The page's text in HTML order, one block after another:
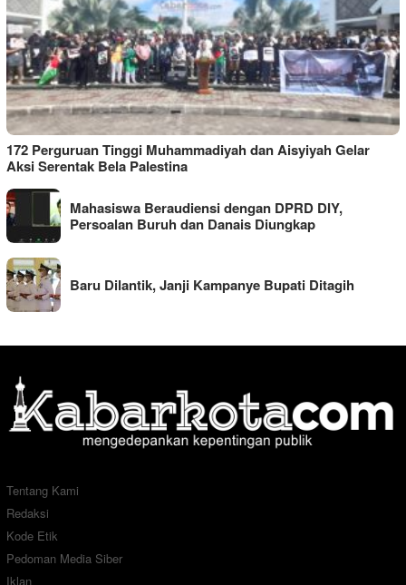
172 Perguruan Tinggi Muhammadiyah dan Aisyiyah Gelar
Aksi Serentak Bela Palestina
Mahasiswa Beraudiensi dengan DPRD DIY,
Persoalan Buruh dan Danais Diungkap
Baru Dilantik, Janji Kampanye Bupati Ditagih
Tentang Kami
Redaksi
Kode Etik
Pedoman Media Siber
Iklan